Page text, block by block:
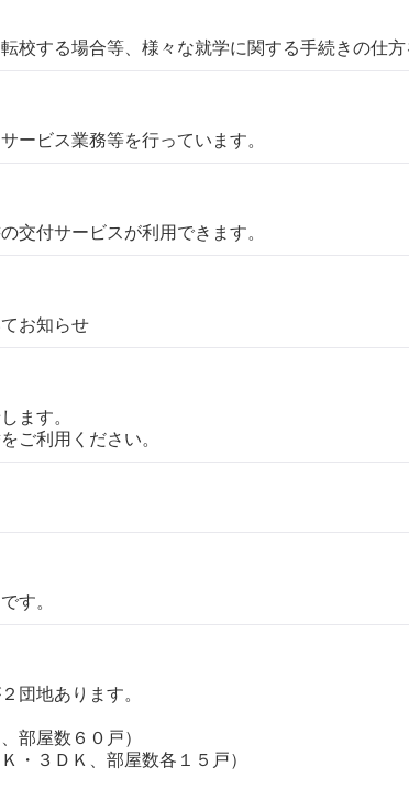
校する場合等、様々な就学に関する手続きの仕方
ービス業務等を行っています。
交付サービスが利用できます。
お知らせ
ます。
ご利用ください。
す。
団地あります。
部屋数６０戸）
ＤＫ、部屋数各１５戸）